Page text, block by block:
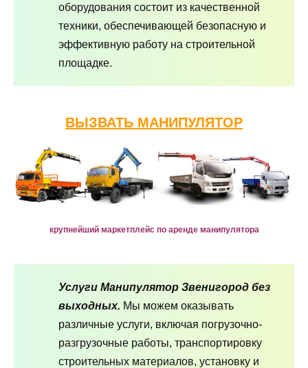
оборудования состоит из качественной
техники, обеспечивающей безопасную и
эффективную работу на строительной
площадке.
ВЫЗВАТЬ МАНИПУЛЯТОР
крупнейший маркетплейс по аренде манипулятора
Услуги Манипулятор Звенигород без
выходных. Мы можем оказывать
различные услуги, включая погрузочно-
разгрузочные работы, транспортировку
строительных материалов, установку и